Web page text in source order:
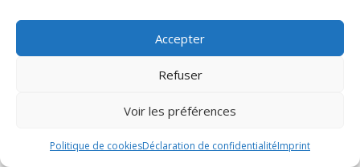
Accepter
Refuser
Voir les préférences
Politique de cookiesDéclaration de confidentialitéImprint
INDIANAPOLIS (ETATS-UNIS (USA))
course. Restaurée, nouveau réservoir, nouveau moteur
BMW M12 2.5 litres. Ensemble de roues de rechange